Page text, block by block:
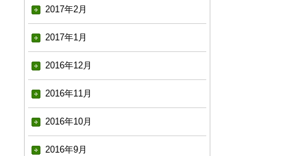
2017年2月
2017年1月
2016年12月
2016年11月
2016年10月
2016年9月